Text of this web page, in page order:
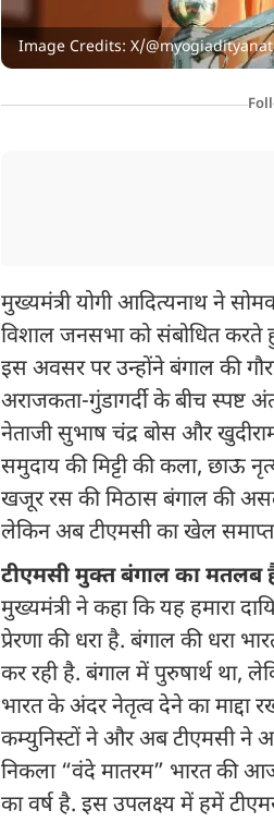
Image Credits: X/
मुख्यमंत्री योगी आदित्यनाथ ने
विशाल जनसभा को संबोधित करते
इस अवसर पर उन्होंने बंगाल की
अराजकता-गुंडागर्दी के बीच स्पष्ट
नेताजी सुभाष चंद्र बोस और
समुदाय की मिट्टी की कला, छाऊ
खजूर रस की मिठास बंगाल की
लेकिन अब टीएमसी का खेल समाप्त
टीएमसी मुक्त बंगाल का
मुख्यमंत्री ने कहा कि यह हमारा
प्रेरणा की धरा है. बंगाल की धरा
कर रही है. बंगाल में पुरुषार्थ था,
भारत के अंदर नेतृत्व देने का
कम्युनिस्टों ने और अब टीएमसी ने
निकला “वंदे मातरम” भारत की
का वर्ष है. इस उपलक्ष्य में हमें